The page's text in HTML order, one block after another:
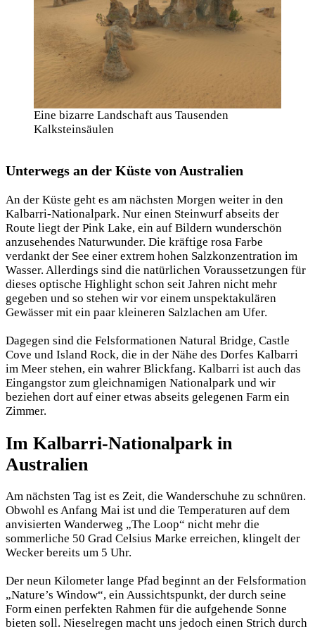
Eine bizarre Landschaft aus Tausenden
Kalksteinsäulen
Unterwegs an der Küste von Australien
An der Küste geht es am nächsten Morgen weiter in den
Kalbarri-Nationalpark. Nur einen Steinwurf abseits der
Route liegt der Pink Lake, ein auf Bildern wunderschön
anzusehendes Naturwunder. Die kräftige rosa Farbe
verdankt der See einer extrem hohen Salzkonzentration im
Wasser. Allerdings sind die natürlichen Voraussetzungen für
dieses optische Highlight schon seit Jahren nicht mehr
gegeben und so stehen wir vor einem unspektakulären
Gewässer mit ein paar kleineren Salzlachen am Ufer.
Dagegen sind die Felsformationen Natural Bridge, Castle
Cove und Island Rock, die in der Nähe des Dorfes Kalbarri
im Meer stehen, ein wahrer Blickfang. Kalbarri ist auch das
Eingangstor zum gleichnamigen Nationalpark und wir
beziehen dort auf einer etwas abseits gelegenen Farm ein
Zimmer.
Im Kalbarri-Nationalpark in
Australien
Am nächsten Tag ist es Zeit, die Wanderschuhe zu schnüren.
Obwohl es Anfang Mai ist und die Temperaturen auf dem
anvisierten Wanderweg „The Loop“ nicht mehr die
sommerliche 50 Grad Celsius Marke erreichen, klingelt der
Wecker bereits um 5 Uhr.
Der neun Kilometer lange Pfad beginnt an der Felsformation
„Nature’s Window“, ein Aussichtspunkt, der durch seine
Form einen perfekten Rahmen für die aufgehende Sonne
bieten soll. Nieselregen macht uns jedoch einen Strich durch